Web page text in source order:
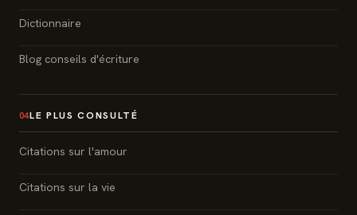
Dictionnaire
Blog conseils d'écriture
04LE PLUS CONSULTÉ
Citations sur l'amour
Citations sur la vie